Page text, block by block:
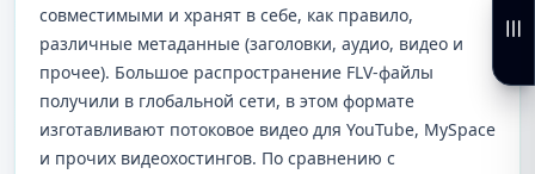
совместимыми и хранят в себе, как правило,
различные метаданные (заголовки, аудио, видео и
прочее). Большое распространение FLV-файлы
получили в глобальной сети, в этом формате
изготавливают потоковое видео для YouTube, MySpace
и прочих видеохостингов. По сравнению с